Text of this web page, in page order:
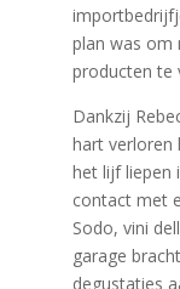
plan was om
producten te
Dankzij
hart verloren
het lijf liepen
contact met
Sodo, vini
garage
degustaties